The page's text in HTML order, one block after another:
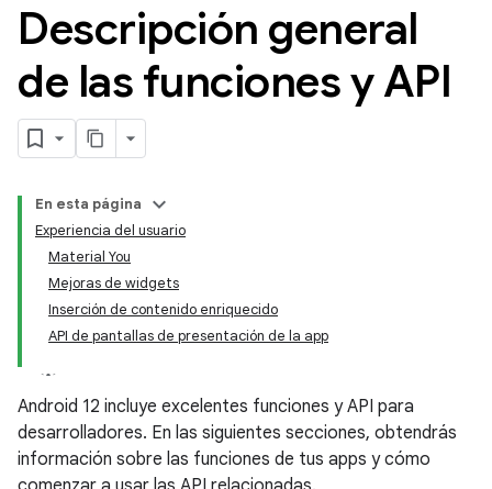
Descripción general
de las funciones y API
En esta página
Experiencia del usuario
Material You
Mejoras de widgets
Inserción de contenido enriquecido
API de pantallas de presentación de la app
Android 12 incluye excelentes funciones y API para
desarrolladores. En las siguientes secciones, obtendrás
información sobre las funciones de tus apps y cómo